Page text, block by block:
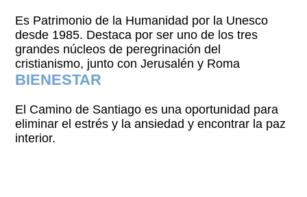
Es Patrimonio de la Humanidad por la Unesco
desde 1985. Destaca por ser uno de los tres
grandes núcleos de peregrinación del
cristianismo, junto con Jerusalén y Roma
BIENESTAR
El Camino de Santiago es una oportunidad para
eliminar el estrés y la ansiedad y encontrar la paz
interior.